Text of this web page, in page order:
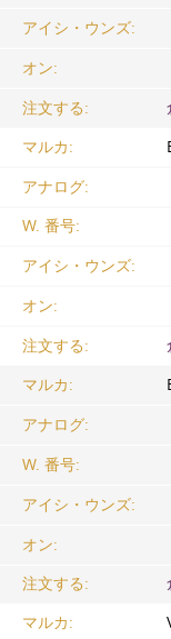
アイシ・ウンズ:
オン:
注文する:
マルカ:
アナログ:
W. 番号:
アイシ・ウンズ:
オン:
注文する:
マルカ:
アナログ:
W. 番号:
アイシ・ウンズ:
オン:
注文する:
マルカ: